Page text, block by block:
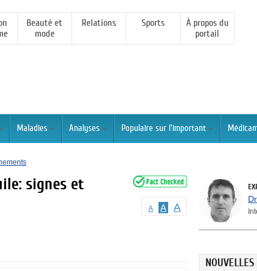
Beauté et
mode
Relations Sports
À propos du
portail
Maladies Analyses Populaire sur l'important
A A A
signes et